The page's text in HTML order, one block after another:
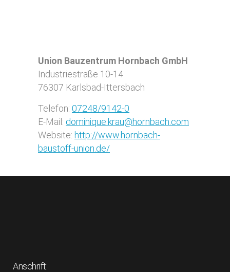
Union Bauzentrum Hornbach GmbH
Industriestraße 10-14
76307 Karlsbad-Ittersbach
Telefon: 07248/9142-0
E-Mail: dominique.krau@hornbach.com
Website: http://www.hornbach-
baustoff-union.de/
Anschrift: